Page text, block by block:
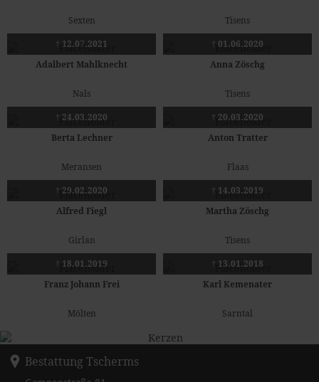
Bestattung Tscherms
Sexten
Tisens
† 12.07.2021
Adalbert Mahlknecht
Nals
† 01.06.2020
Anna Zöschg
Tisens
† 24.03.2020
Berta Lechner
Meransen
† 20.03.2020
Anton Tratter
Flaas
† 29.02.2020
Alfred Fiegl
Girlan
† 14.03.2019
Martha Zöschg
Tisens
† 18.01.2019
Franz Johann Frei
Mölten
† 13.01.2018
Karl Kemenater
Sarntal